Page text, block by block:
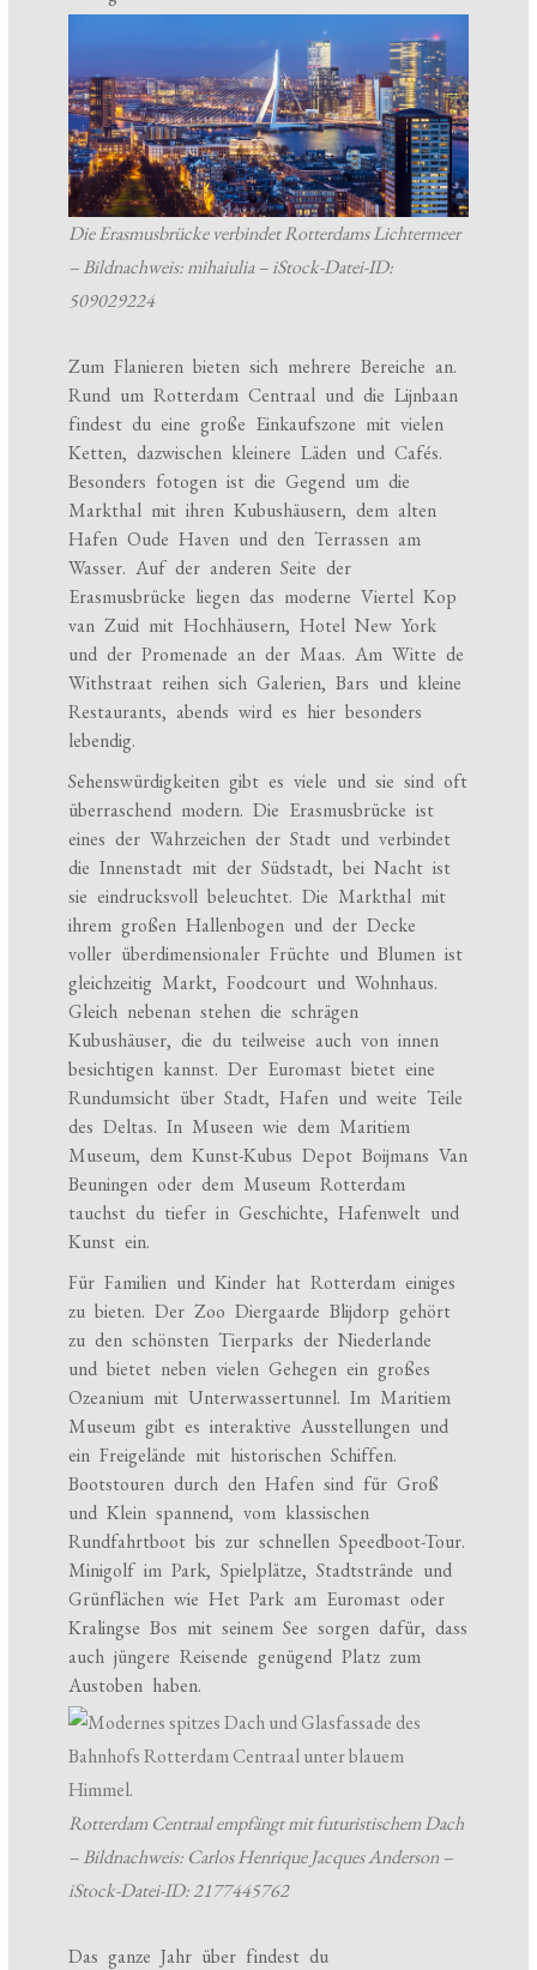
Die Erasmusbrücke verbindet Rotterdams Lichtermeer
– Bildnachweis: mihaiulia – iStock-Datei-ID:
509029224
Zum Flanieren bieten sich mehrere Bereiche an.
Rund um Rotterdam Centraal und die Lijnbaan
findest du eine große Einkaufszone mit vielen
Ketten, dazwischen kleinere Läden und Cafés.
Besonders fotogen ist die Gegend um die
Markthal mit ihren Kubushäusern, dem alten
Hafen Oude Haven und den Terrassen am
Wasser. Auf der anderen Seite der
Erasmusbrücke liegen das moderne Viertel Kop
van Zuid mit Hochhäusern, Hotel New York
und der Promenade an der Maas. Am Witte de
Withstraat reihen sich Galerien, Bars und kleine
Restaurants, abends wird es hier besonders
lebendig.
Sehenswürdigkeiten gibt es viele und sie sind oft
überraschend modern. Die Erasmusbrücke ist
eines der Wahrzeichen der Stadt und verbindet
die Innenstadt mit der Südstadt, bei Nacht ist
sie eindrucksvoll beleuchtet. Die Markthal mit
ihrem großen Hallenbogen und der Decke
voller überdimensionaler Früchte und Blumen ist
gleichzeitig Markt, Foodcourt und Wohnhaus.
Gleich nebenan stehen die schrägen
Kubushäuser, die du teilweise auch von innen
besichtigen kannst. Der Euromast bietet eine
Rundumsicht über Stadt, Hafen und weite Teile
des Deltas. In Museen wie dem Maritiem
Museum, dem Kunst-Kubus Depot Boijmans Van
Beuningen oder dem Museum Rotterdam
tauchst du tiefer in Geschichte, Hafenwelt und
Kunst ein.
Für Familien und Kinder hat Rotterdam einiges
zu bieten. Der Zoo Diergaarde Blijdorp gehört
zu den schönsten Tierparks der Niederlande
und bietet neben vielen Gehegen ein großes
Ozeanium mit Unterwassertunnel. Im Maritiem
Museum gibt es interaktive Ausstellungen und
ein Freigelände mit historischen Schiffen.
Bootstouren durch den Hafen sind für Groß
und Klein spannend, vom klassischen
Rundfahrtboot bis zur schnellen Speedboot-Tour.
Minigolf im Park, Spielplätze, Stadtstrände und
Grünflächen wie Het Park am Euromast oder
Kralingse Bos mit seinem See sorgen dafür, dass
auch jüngere Reisende genügend Platz zum
Austoben haben.
Rotterdam Centraal empfängt mit futuristischem Dach
– Bildnachweis: Carlos Henrique Jacques Anderson –
iStock-Datei-ID: 2177445762
Das ganze Jahr über findest du